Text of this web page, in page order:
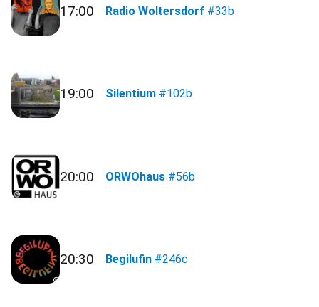
17:00 Radio Woltersdorf #33b
19:00 Silentium #102b
20:00 ORWOhaus #56b
20:30 Begilufin #246c